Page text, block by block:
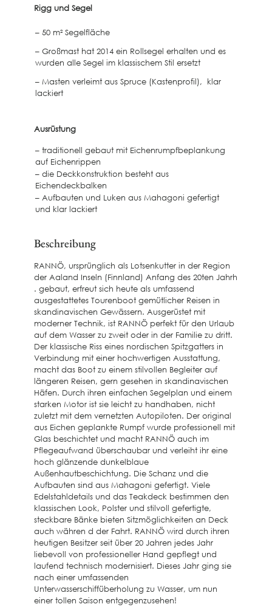
Rigg und Segel
– 50 m² Segelfläche
– Großmast hat 2014 ein Rollsegel erhalten und es
wurden alle Segel im klassischem Stil ersetzt
– Masten verleimt aus Spruce (Kastenprofil), klar
lackiert
Ausrüstung
– traditionell gebaut mit Eichenrumpfbeplankung
auf Eichenrippen
– die Deckkonstruktion besteht aus
Eichendeckbalken
– Aufbauten und Luken aus Mahagoni gefertigt
und klar lackiert
Beschreibung
RANNÖ, ursprünglich als Lotsenkutter in der Region
der Aaland Inseln (Finnland) Anfang des 20ten Jahrh
. gebaut, erfreut sich heute als umfassend
ausgestattetes Tourenboot gemütlicher Reisen in
skandinavischen Gewässern. Ausgerüstet mit
moderner Technik, ist RANNÖ perfekt für den Urlaub
auf dem Wasser zu zweit oder in der Familie zu dritt.
Der klassische Riss eines nordischen Spitzgatters in
Verbindung mit einer hochwertigen Ausstattung,
macht das Boot zu einem stilvollen Begleiter auf
längeren Reisen, gern gesehen in skandinavischen
Häfen. Durch ihren einfachen Segelplan und einem
starken Motor ist sie leicht zu handhaben, nicht
zuletzt mit dem vernetzten Autopiloten. Der original
aus Eichen geplankte Rumpf wurde professionell mit
Glas beschichtet und macht RANNÖ auch im
Pflegeaufwand überschaubar und verleiht ihr eine
hoch glänzende dunkelblaue
Außenhautbeschichtung. Die Schanz und die
Aufbauten sind aus Mahagoni gefertigt. Viele
Edelstahldetails und das Teakdeck bestimmen den
klassischen Look, Polster und stilvoll gefertigte,
steckbare Bänke bieten Sitzmöglichkeiten an Deck
auch währen d der Fahrt. RANNÖ wird durch ihren
heutigen Besitzer seit über 20 Jahren jedes Jahr
liebevoll von professioneller Hand gepflegt und
laufend technisch modernisiert. Dieses Jahr ging sie
nach einer umfassenden
Unterwasserschiffüberholung zu Wasser, um nun
einer tollen Saison entgegenzusehen!